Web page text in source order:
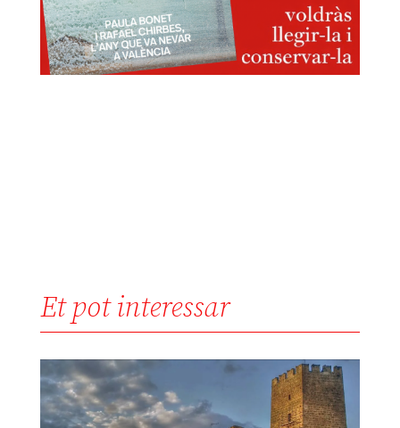
Et pot interessar